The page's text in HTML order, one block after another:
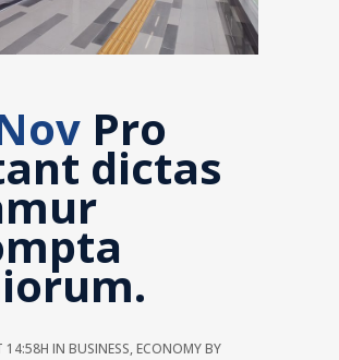
Pro
dictas
14:58H IN BUSINESS,ECONOMYBY